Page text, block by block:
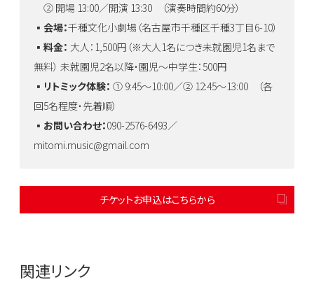
② 開場 13:00／開演 13:30 （演奏時間約60分）
▪️会場：千種文化小劇場（名古屋市千種区千種3丁目6-10）
▪️料金： 大人：1,500円（※大人1名につき未就園児1名まで
無料） 未就園児2名以降・園児〜中学生：500円
▪️リトミック体験： ① 9:45〜10:00／② 12:45〜13:00 （各
回5名程度・先着順）
▪️お問い合わせ：090-2576-6493／
mitomi.music@gmail.com
チケットお申込はこちらから
関連リンク